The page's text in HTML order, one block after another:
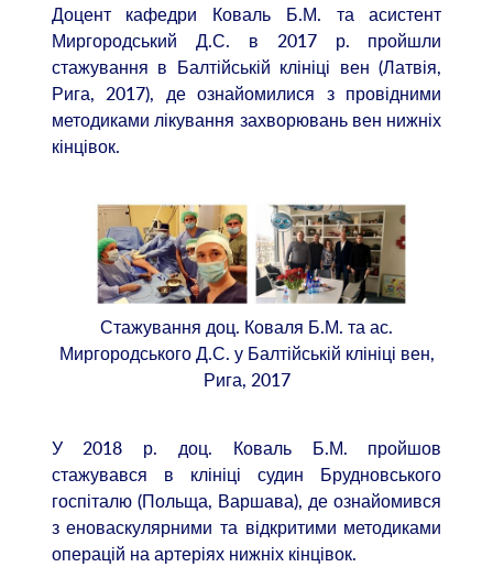
Доцент кафедри Коваль Б.М. та асистент
Миргородський Д.С. в 2017 р. пройшли
стажування в Балтійській клініці вен (Латвія,
Рига, 2017), де ознайомилися з провідними
методиками лікування захворювань вен нижніх
кінцівок.
Стажування доц. Коваля Б.М. та ас.
Миргородського Д.С. у Балтійській клініці вен,
Рига, 2017
У 2018 р. доц. Коваль Б.М. пройшов
стажувався в клініці судин Брудновського
госпіталю (Польща, Варшава), де ознайомився
з еноваскулярними та відкритими методиками
операцій на артеріях нижніх кінцівок.